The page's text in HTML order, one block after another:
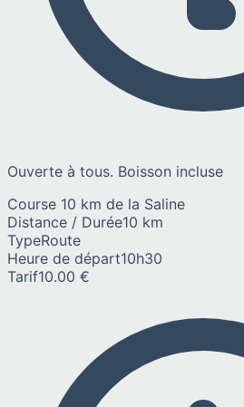
Ouverte à tous. Boisson incluse
Course 10 km de la Saline
Distance / Durée10 km
TypeRoute
Heure de départ10h30
Tarif10.00 €